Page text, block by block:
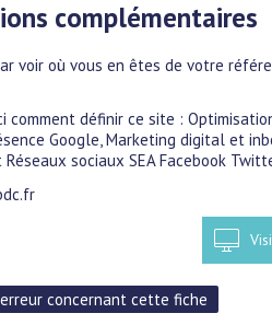
complémentaires
voir où vous en êtes de votre
comment définir ce site :
Google, Marketing digital et
Réseaux sociaux SEA Facebook